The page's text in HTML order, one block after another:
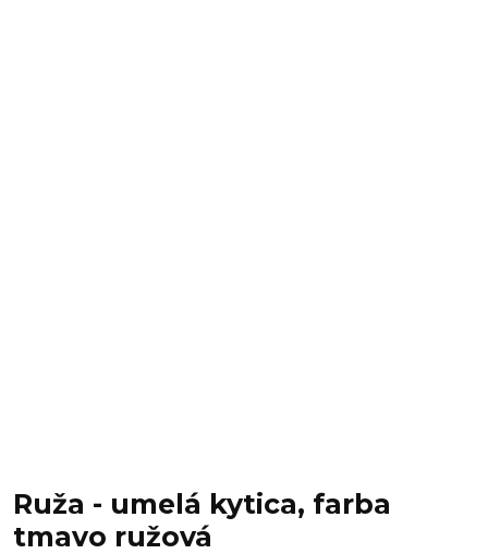
Ruža - umelá kytica, farba
tmavo ružová